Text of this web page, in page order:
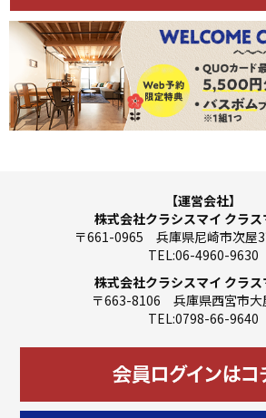
【運営会社】
株式会社クラシスマイ クラ
〒661-0965 兵庫県尼崎市次屋
TEL:06-4960-9630
株式会社クラシスマイ クラ
〒663-8106 兵庫県西宮市大
TEL:0798-66-9640